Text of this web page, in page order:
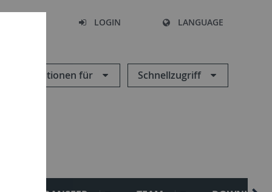
LOGIN LANGUAGE
Informationen für Schnellzugriff